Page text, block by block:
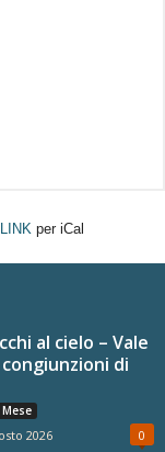
LINK per iCal
al cielo – Vale
di
2026 0